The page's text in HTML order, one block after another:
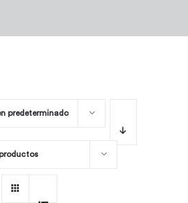
predeterminado